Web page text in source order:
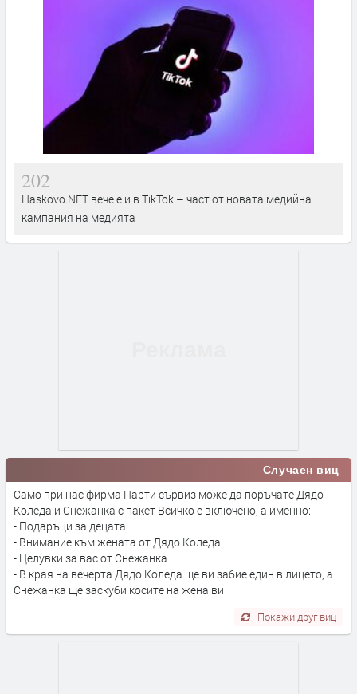
202
Haskovo.NET вече е и в TikTok – част от новата медийна
кампания на медията
Случаен виц
Само при нас фирма Парти сървиз може да поръчате Дядо
Коледа и Снежанка с пакет Всичко е включено, а именно:
- Подаръци за децата
- Внимание към жената от Дядо Коледа
- Целувки за вас от Снежанка
- В края на вечерта Дядо Коледа ще ви забие един в лицето, а
Снежанка ще заскуби косите на жена ви
Покажи друг виц